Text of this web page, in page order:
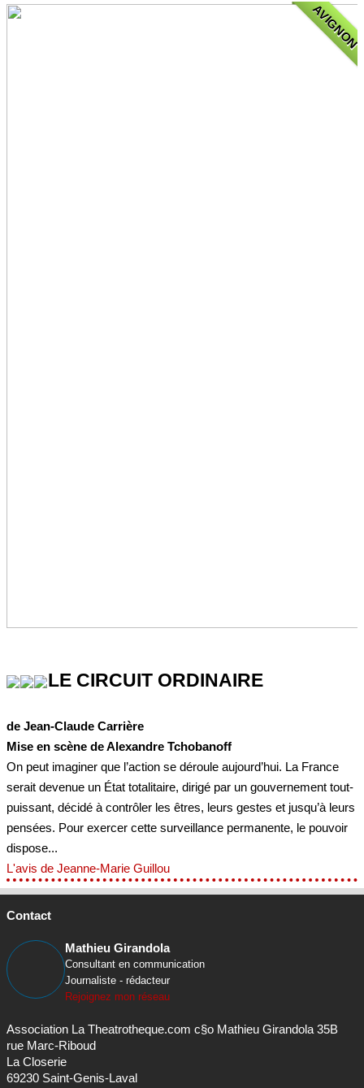
AVIGNON
LE CIRCUIT ORDINAIRE
de Jean-Claude Carrière
Mise en scène de Alexandre Tchobanoff
On peut imaginer que l’action se déroule aujourd’hui. La France
serait devenue un État totalitaire, dirigé par un gouvernement tout-
puissant, décidé à contrôler les êtres, leurs gestes et jusqu’à leurs
pensées. Pour exercer cette surveillance permanente, le pouvoir
dispose...
L'avis de Jeanne-Marie Guillou
Contact
Mathieu Girandola
Consultant en communication
Journaliste - rédacteur
Rejoignez mon réseau
Association La Theatrotheque.com c§o Mathieu Girandola 35B
rue Marc-Riboud
La Closerie
69230 Saint-Genis-Laval